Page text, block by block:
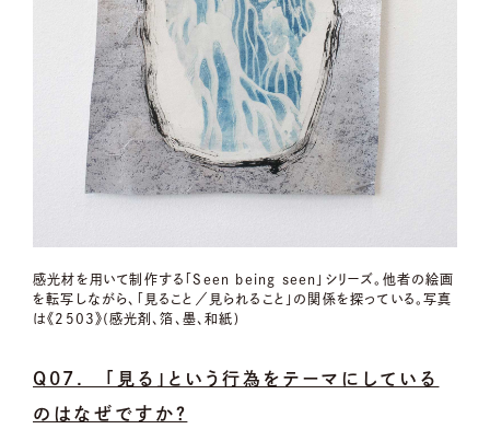
感光材を用いて制作する「Seen being seen」シリーズ。他者の絵画
を転写しながら、「見ること／見られること」の関係を探っている。写真
は《2503》(感光剤、箔、墨、和紙)
Q07. 「見る」という行為をテーマにしている
のはなぜですか？